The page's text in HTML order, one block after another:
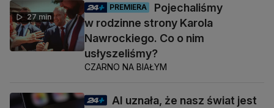
27 min
PREMIERA
Pojechaliśmy
w rodzinne strony Karola
Nawrockiego. Co o nim
usłyszeliśmy?
CZARNO NA BIAŁYM
AI uznała, że nasz świat jest